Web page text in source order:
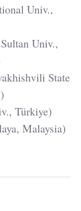
Univ.,
Univ.,
State
Türkiye)
Malaysia)